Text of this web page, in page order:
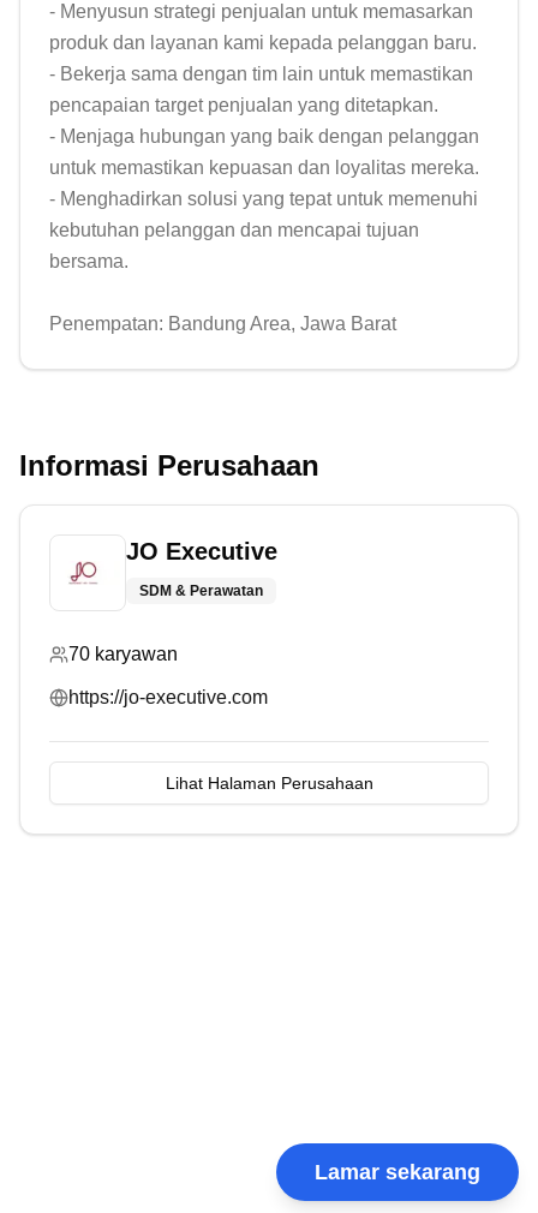
- Menyusun strategi penjualan untuk memasarkan
produk dan layanan kami kepada pelanggan baru.
- Bekerja sama dengan tim lain untuk memastikan
pencapaian target penjualan yang ditetapkan.
- Menjaga hubungan yang baik dengan pelanggan
untuk memastikan kepuasan dan loyalitas mereka.
- Menghadirkan solusi yang tepat untuk memenuhi
kebutuhan pelanggan dan mencapai tujuan
bersama.
Penempatan: Bandung Area, Jawa Barat
Informasi Perusahaan
JO Executive
SDM & Perawatan
70 karyawan
https://jo-executive.com
Lihat Halaman Perusahaan
Lamar sekarang